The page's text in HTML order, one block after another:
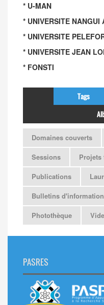
* U-MAN
* UNIVERSITE NANGUI
* UNIVERSITE
* UNIVERSITE JEAN
* FONSTI
Tags
Domaines couverts
Sessions
Projets
Publications
Bulletins
Photothèque
PASRES